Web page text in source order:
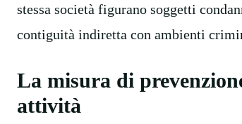
stessa società figurano soggetti
contiguità indiretta con ambienti
La misura di
attività